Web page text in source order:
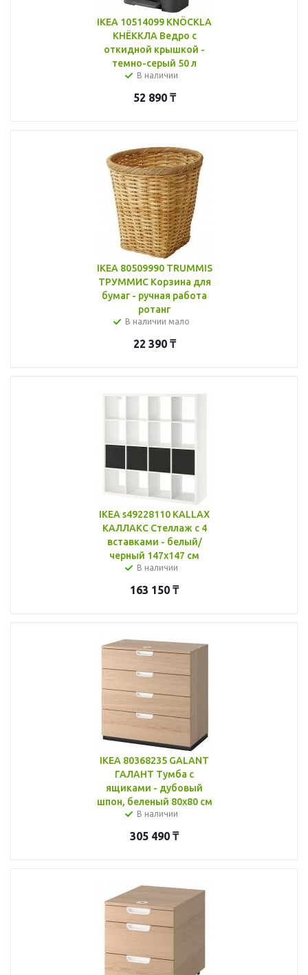
IKEA 10514099 KNÖCKLA
КНЁККЛА Ведро с
откидной крышкой -
темно-серый 50 л
В наличии
52 890₸
IKEA 80509990 TRUMMIS
ТРУММИС Корзина для
бумаг - ручная работа
ротанг
В наличии мало
22 390₸
IKEA s49228110 KALLAX
КАЛЛАКС Стеллаж с 4
вставками - белый/
черный 147x147 см
В наличии
163 150 ₸
IKEA 80368235 GALANT
ГАЛАНТ Тумба с
ящиками - дубовый
шпон, беленый 80x80 см
В наличии
305 490 ₸